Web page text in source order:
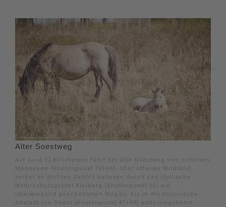
Alter Soestweg
Auf rund 12 Kilometern führt der Alte Soestweg vom schönen
Möhnesee (Knotenpunkt 70+66), über offenes Wildland,
vorbei an dichten Gehölz kulissen durch das idyllische
Naturschutzgebiet Kleiberg (Knotenpunkt 96) auf
überwiegend geschotterten Wegen, bis in die historische
Altstadt von Soest (Knotenpunkt 47+48) oder umgekehrt.